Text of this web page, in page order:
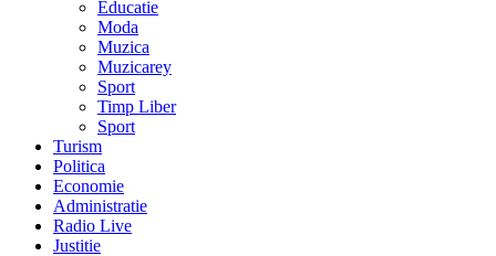
Educatie
Moda
Muzica
Muzicarey
Sport
Timp Liber
Sport
Turism
Politica
Economie
Administratie
Radio Live
Justitie